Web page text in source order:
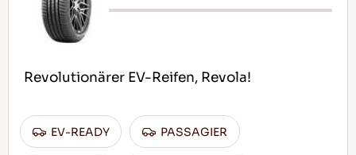
Revolutionärer EV-Reifen, Revola!
EV-READY PASSAGIER